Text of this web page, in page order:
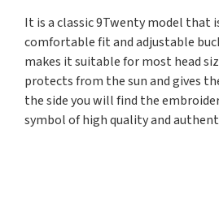
It is a classic 9Twenty model that
comfortable fit and adjustable
makes it suitable for most head
protects from the sun and gives
the side you will find the
symbol of high quality and